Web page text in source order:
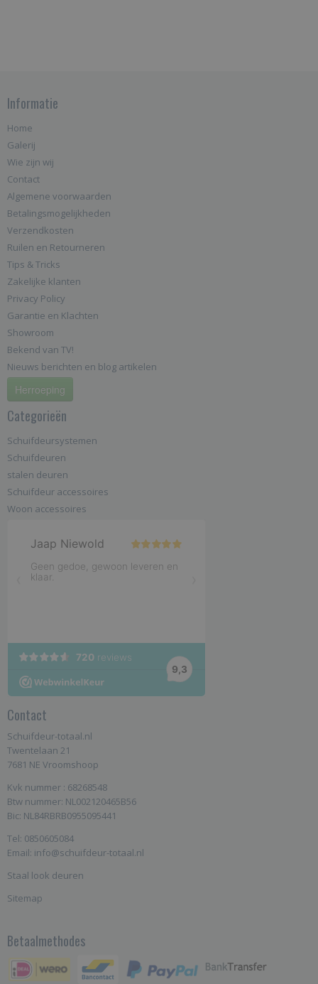
Informatie
Home
Galerij
Wie zijn wij
Contact
Algemene voorwaarden
Betalingsmogelijkheden
Verzendkosten
Ruilen en Retourneren
Tips & Tricks
Zakelijke klanten
Privacy Policy
Garantie en Klachten
Showroom
Bekend van TV!
Nieuws berichten en blog artikelen
Herroeping
Categorieën
Schuifdeursystemen
Schuifdeuren
stalen deuren
Schuifdeur accessoires
Woon accessoires
Contact
Schuifdeur-totaal.nl
Twentelaan 21
7681 NE Vroomshoop
Kvk nummer : 68268548
Btw nummer: NL002120465B56
Bic: NL84RBRB0955095441
Tel: 0850605084
Email: info@schuifdeur-totaal.nl
Staal look deuren
Sitemap
Betaalmethodes